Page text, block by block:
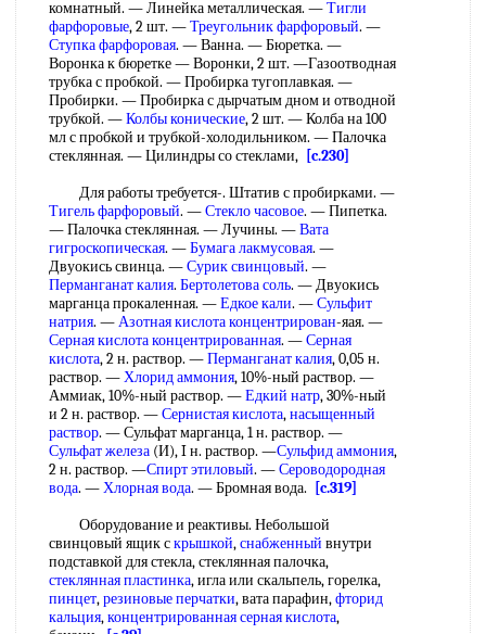
комнатный. — Линейка металлическая. —Тигли
фарфоровые, 2 шт. —Треугольник фарфоровый. —
Ступка фарфоровая. — Ванна. — Бюретка. —
Воронка к бюретке — Воронки, 2 шт. —Газоотводная
трубка с пробкой. — Пробирка тугоплавкая. —
Пробирки. — Пробирка с дырчатым дном и отводной
трубкой. —Колбы конические, 2 шт. — Колба на 100
мл с пробкой и трубкой-холодильником. — Палочка
стеклянная. — Цилиндры со стеклами, [c.230]
Для работы требуется-. Штатив с пробирками. —
Тигель фарфоровый. —Стекло часовое. — Пипетка.
— Палочка стеклянная. — Лучины. —Вата
гигроскопическая. —Бумага лакмусовая. —
Двуокись свинца. —Сурик свинцовый. —
Перманганат калия. Бертолетова соль. — Двуокись
марганца прокаленная. —Едкое кали. —Сульфит
натрия. —Азотная кислота концентрирован-яая. —
Серная кислота концентрированная. —Серная
кислота, 2 н. раствор. —Перманганат калия, 0,05 н.
раствор. —Хлорид аммония, 10%-ный раствор. —
Аммиак, 10%-ный раствор. —Едкий натр, 30%-ный
и 2 н. раствор. —Сернистая кислота,насыщенный
раствор. — Сульфат марганца, 1 н. раствор. —
Сульфат железа (И), I н. раствор. —Сульфид аммония,
2 н. раствор. —Спирт этиловый. —Сероводородная
вода. —Хлорная вода. — Бромная вода.
[c.319]
Оборудование и реактивы. Небольшой
свинцовый ящик скрышкой,снабженный внутри
подставкой для стекла, стеклянная палочка,
стеклянная пластинка, игла или скальпель, горелка,
пинцет,резиновые перчатки, вата парафин,фторид
кальция,концентрированная серная кислота,